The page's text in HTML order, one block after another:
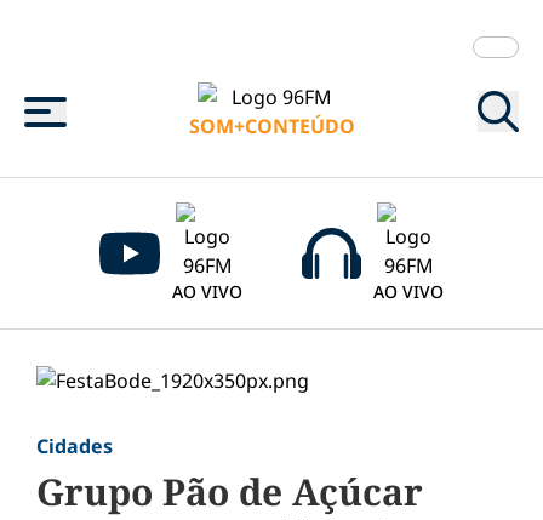
Menu
SOM+CONTEÚDO
AO VIVO AO VIVO
Cidades
Grupo Pão de Açúcar